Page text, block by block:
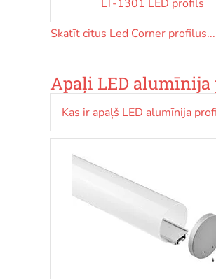
LT-1301 LED profils
Skatīt citus Led Corner profilus...
Apaļi LED
Kas ir apaļš LED alumīnija